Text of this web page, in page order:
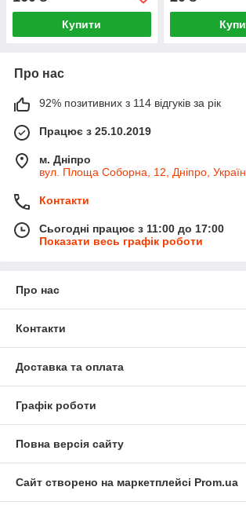
Купити
Про нас
92% позитивних з 114 відгуків за рік
Працює з 25.10.2019
м. Дніпро
вул. Площа Соборна, 12, Дніпро,
Контакти
Сьогодні працює з 11:00 до 17:00
Показати весь графік роботи
Про нас
Контакти
Доставка та оплата
Графік роботи
Повна версія сайту
Сайт створено на маркетплейсі Prom.ua